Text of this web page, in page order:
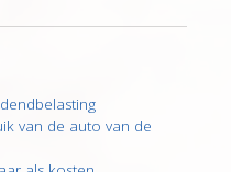
van de auto van de